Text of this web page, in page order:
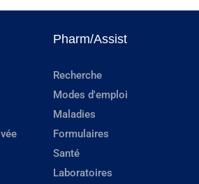
Pharm/Assist
Recherche
Modes d'emploi
Maladies
Formulaires
Santé
Laboratoires